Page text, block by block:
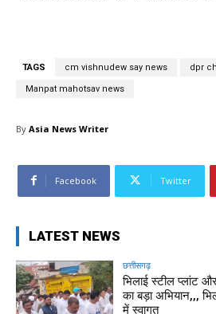
TAGS cm vishnudew say news dpr
Manpat mahotsav news
By Asia News Writer
Facebook Twitter
LATEST NEWS
छत्तीसगढ़
भिलाई स्टील प्लांट
का बड़ा अभियान,,,
में स्वागत